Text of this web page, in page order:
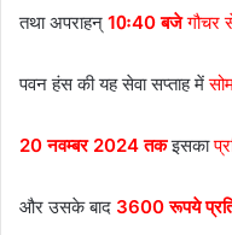
तथा अपराहन् 10ः40 बजेगौचर
पवन हंस की यह सेवा सप्ताह में
20 नवम्बर 2024 तकइसका
और उसके बाद 3600 रूपये प्रति